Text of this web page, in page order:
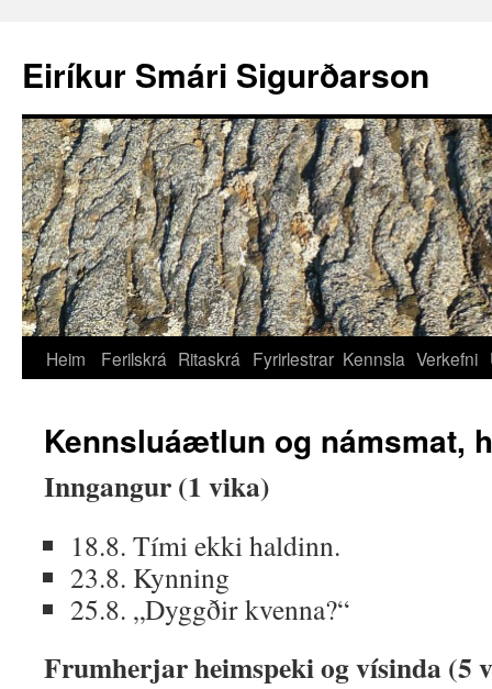
Eiríkur Smári Sigurðarson
Heim Ferilskrá Ritaskrá Fyrirlestrar Kennsla Verkefni
Kennsluáætlun og námsmat,
Inngangur (1 vika)
18.8. Tími ekki haldinn.
23.8. Kynning
25.8. „Dyggðir kvenna?“
Frumherjar heimspeki og vísinda (5